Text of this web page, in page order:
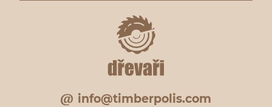
info@timberpolis.com